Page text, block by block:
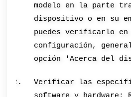
modelo en la parte
dispositivo o en su
puedes verificarlo en
configuración,
opción 'Acerca del
Verificar las